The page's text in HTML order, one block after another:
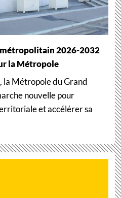
2026-2032
la Métropole
la Métropole du Grand
nouvelle pour
et accélérer sa